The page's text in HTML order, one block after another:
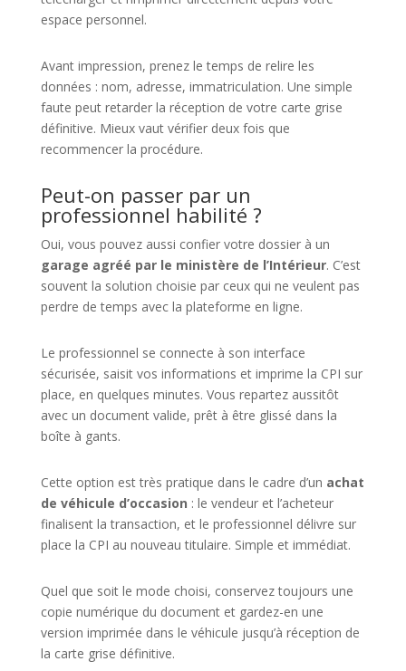
espace personnel.
Avant impression, prenez le temps de relire les
données : nom, adresse, immatriculation. Une simple
faute peut retarder la réception de votre carte grise
définitive. Mieux vaut vérifier deux fois que
recommencer la procédure.
Peut-on passer par un
professionnel habilité ?
Oui, vous pouvez aussi confier votre dossier à un
garage agréé par le ministère de l’Intérieur. C’est
souvent la solution choisie par ceux qui ne veulent pas
perdre de temps avec la plateforme en ligne.
Le professionnel se connecte à son interface
sécurisée, saisit vos informations et imprime la CPI sur
place, en quelques minutes. Vous repartez aussitôt
avec un document valide, prêt à être glissé dans la
boîte à gants.
Cette option est très pratique dans le cadre d’un achat
de véhicule d’occasion : le vendeur et l’acheteur
finalisent la transaction, et le professionnel délivre sur
place la CPI au nouveau titulaire. Simple et immédiat.
Quel que soit le mode choisi, conservez toujours une
copie numérique du document et gardez-en une
version imprimée dans le véhicule jusqu’à réception de
la carte grise définitive.